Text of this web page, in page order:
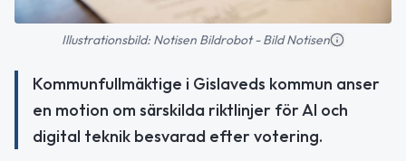
Illustrationsbild: Notisen Bildrobot - Bild Notisen
Kommunfullmäktige i Gislaveds kommun anser
en motion om särskilda riktlinjer för AI och
digital teknik besvarad efter votering.